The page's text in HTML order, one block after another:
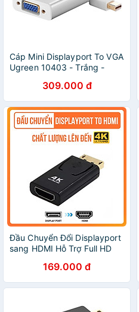
Cáp Mini Displayport To VGA
Ugreen 10403 - Trắng -
309.000 đ
Đầu Chuyển Đổi Displayport
sang HDMI Hỗ Trợ Full HD
Dành Cho laptop, PC
169.000 đ